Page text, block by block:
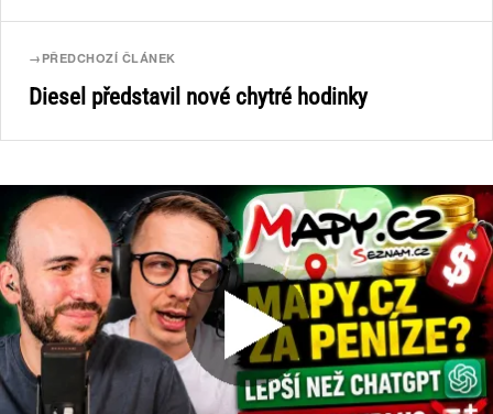
→ PŘEDCHOZÍ ČLÁNEK
Diesel představil nové chytré hodinky